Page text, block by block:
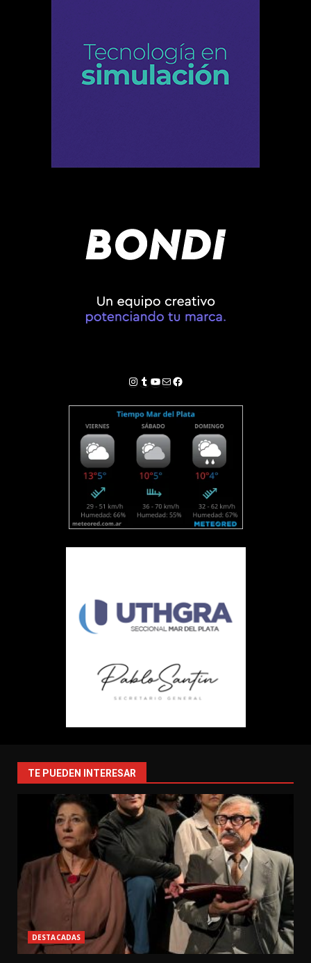
Instagram
Tumblr
YouTube
Correo electrónico
Facebook
TE PUEDEN INTERESAR
DESTACADAS